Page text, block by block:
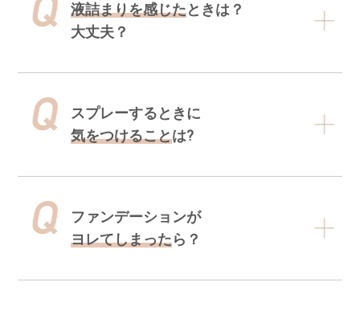
液詰まりを感じたときは？
大丈夫？
スプレーするときに
気をつけることは?
ファンデーションが
ヨレてしまったら？